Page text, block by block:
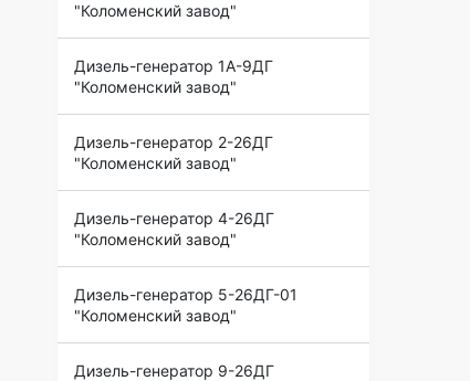
"Коломенский завод"
Дизель-генератор 1А-9ДГ
"Коломенский завод"
Дизель-генератор 2-26ДГ
"Коломенский завод"
Дизель-генератор 4-26ДГ
"Коломенский завод"
Дизель-генератор 5-26ДГ-01
"Коломенский завод"
Дизель-генератор 9-26ДГ